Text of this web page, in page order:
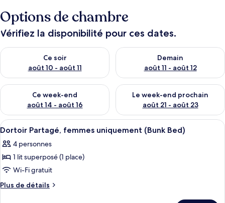
Options de chambre
Vérifiez la disponibilité pour ces dates.
Ce soir
août 10 - août 11
Vérifier la disponibilité pour ce soir août 10 - août 11
Demain
août 11 - août 12
Vérifier la disponibilité pour
Ce week-end
août 14 - août 16
Vérifier la disponibilité pour ce week-end août 14 - août 16
Le week-end prochain
août 21 - août 23
Vérifier la disponibilité pour
Afficher
toutes
les
photos
pour
ce
Un petit espace douche fermé,
1
Dortoir Partagé, femmes uniquement (Bunk Bed)
4 personnes
1 lit superposé (1 place)
Wi-Fi gratuit
Plus de détails
Plus